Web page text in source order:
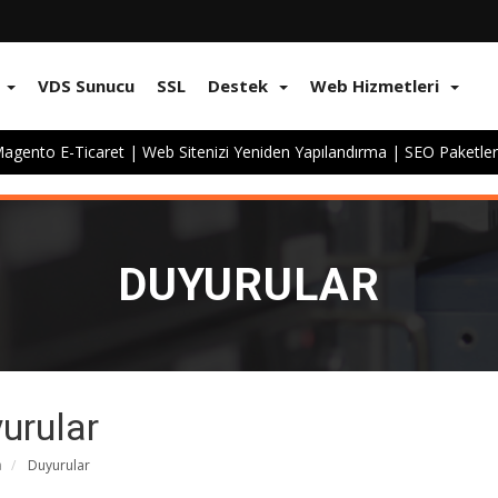
VDS Sunucu SSL Destek Web Hizmetleri
E-Ticaret | Web Sitenizi Yeniden Yapılandırma | SEO
DUYURULAR
Duyurular